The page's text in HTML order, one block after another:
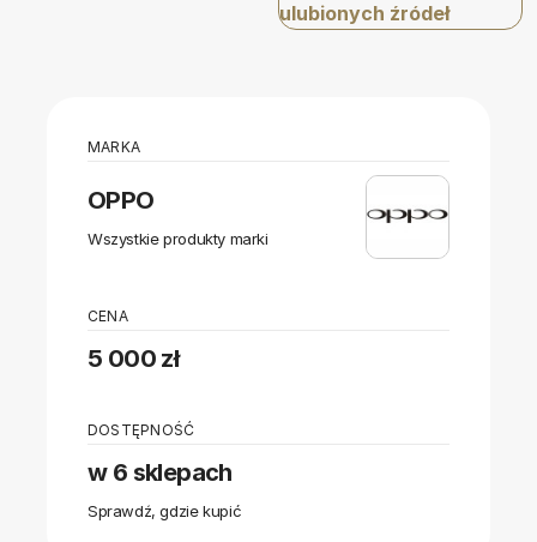
ulubionych źródeł
MARKA
OPPO
Wszystkie produkty marki
CENA
5 000 zł
DOSTĘPNOŚĆ
w 6 sklepach
Sprawdź, gdzie kupić